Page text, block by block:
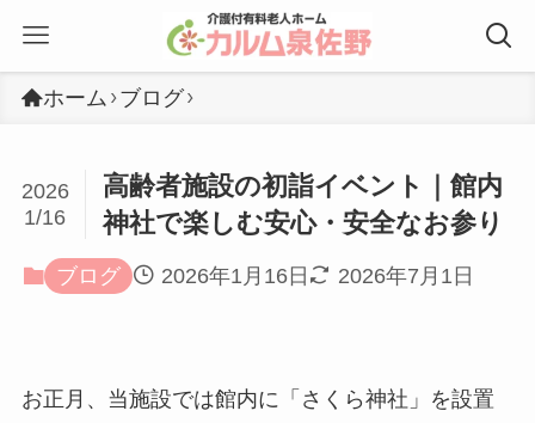
ホーム ブログ
高齢者施設の初詣イベント｜館内
神社で楽しむ安心・安全なお参り
2026
1/16
ブログ 2026年1月16日 2026年7月1日
お正月、当施設では館内に「さくら神社」を設置